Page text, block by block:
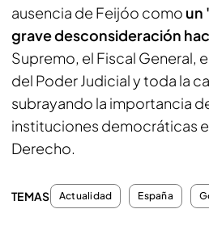
ausencia de Feijóo como un
grave desconsideración
Supremo, el Fiscal General,
del Poder Judicial y toda la
subrayando la importancia
instituciones democráticas
Derecho.
TEMAS Actualidad España